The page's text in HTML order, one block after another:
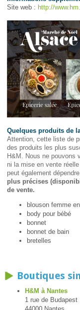
Site web : http://
Quelques produits de
Attention, cette liste de
des produits les plus
H&M. Nous ne pouvons
ni la mise en vente
peut également
plus précises
de vente.
blouson femme
body pour bébé
bonnet
bonnet de bain
bretelles
Boutiques
H&M à Nantes
1 rue de Budapest